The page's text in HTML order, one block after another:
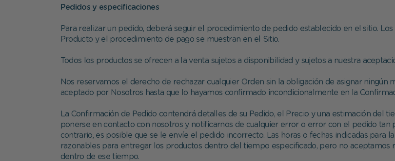
Pedidos y especificaciones
Para realizar un pedido, deberá seguir el procedimiento de pedido establecido en el sitio.
Producto y el procedimiento de pago se muestran en el Sitio.
Todos los productos se ofrecen a la venta sujetos a disponibilidad y sujetos a nuestra
Nos reservamos el derecho de rechazar cualquier Orden sin la obligación de asignar ningún
aceptado por Nosotros hasta que lo hayamos confirmado incondicionalmente en la
La Confirmación de Pedido contendrá detalles de su Pedido, el Precio y una estimación del
ponerse en contacto con nosotros y notificarnos de cualquier error o error con el pedido
contrario, es posible que se le envíe el pedido incorrecto. Las horas o fechas indicadas para
razonables para entregar los productos dentro del tiempo especificado, pero no
dentro de ese tiempo.